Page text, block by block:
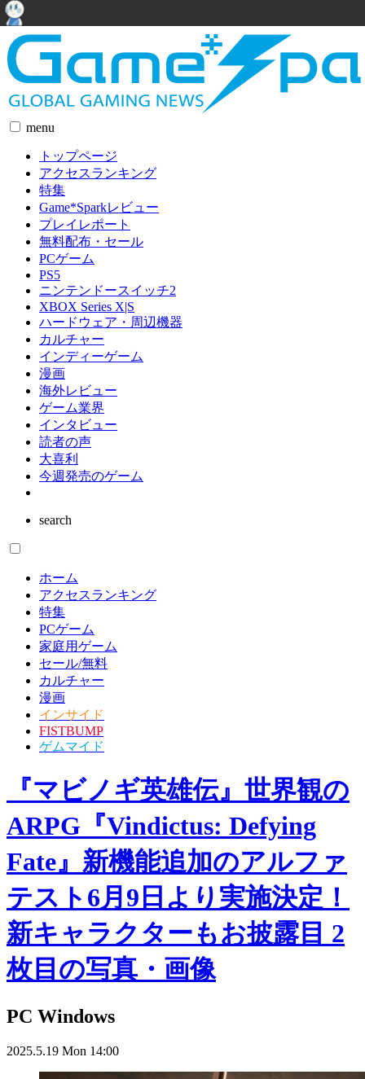
menu
トップページ
アクセスランキング
特集
Game*Sparkレビュー
プレイレポート
無料配布・セール
PCゲーム
PS5
ニンテンドースイッチ2
XBOX Series X|S
ハードウェア・周辺機器
カルチャー
インディーゲーム
漫画
海外レビュー
ゲーム業界
インタビュー
読者の声
大喜利
今週発売のゲーム
search
ホーム
アクセスランキング
特集
PCゲーム
家庭用ゲーム
セール/無料
カルチャー
漫画
インサイド
FISTBUMP
ゲムマイド
『マビノギ英雄伝』世界観の
ARPG『Vindictus: Defying
Fate』新機能追加のアルファ
テスト6月9日より実施決定！
新キャラクターもお披露目 2
枚目の写真・画像
PC Windows
2025.5.19 Mon 14:00